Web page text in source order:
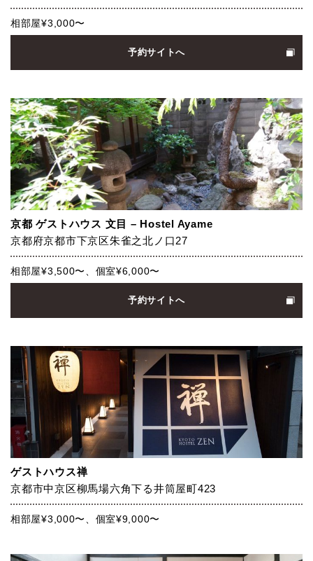
相部屋¥3,000〜
予約サイトへ
京都 ゲストハウス 文目 – Hostel Ayame
京都府京都市下京区朱雀之北ノ口27
相部屋¥3,500〜、個室¥6,000〜
予約サイトへ
ゲストハウス禅
京都市中京区柳馬場六角下る井筒屋町423
相部屋¥3,000〜、個室¥9,000〜